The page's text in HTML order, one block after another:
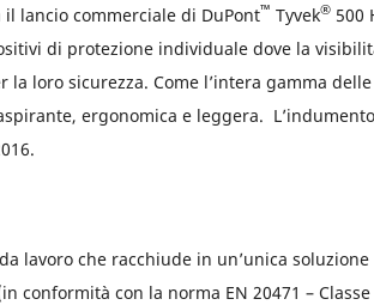
lancio commerciale di DuPont™ Tyvek®500
di protezione individuale dove la
loro sicurezza. Come l’intera gamma
ergonomica e leggera.
lavoro che racchiude in un’unica
conformità con la norma EN 20471 –